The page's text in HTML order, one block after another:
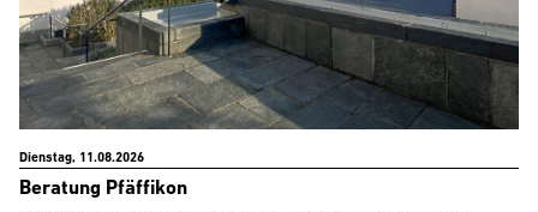
Dienstag, 11.08.2026
Beratung Pfäffikon